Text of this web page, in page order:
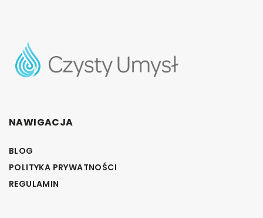
NAWIGACJA
BLOG
POLITYKA PRYWATNOŚCI
REGULAMIN